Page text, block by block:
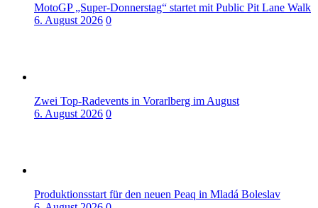
MotoGP „Super-Donnerstag“ startet mit Public Pit Lane Walk
6. August 2026 0
Zwei Top-Radevents in Vorarlberg im August
6. August 2026 0
Produktionsstart für den neuen Peaq in Mladá Boleslav